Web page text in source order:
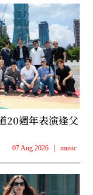
20週年表演逢父
07 Aug 2026 music